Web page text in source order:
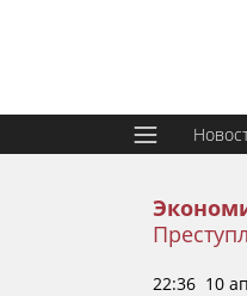
22:36 10